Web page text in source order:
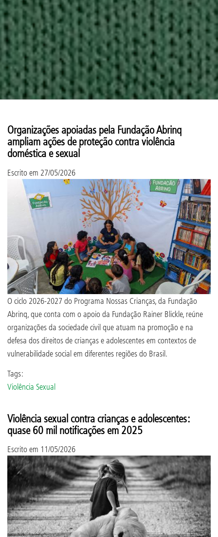
Organizações apoiadas pela Fundação Abrinq
ampliam ações de proteção contra violência
doméstica e sexual
Escrito em 27/05/2026
O ciclo 2026-2027 do Programa Nossas Crianças, da Fundação
Abrinq, que conta com o apoio da Fundação Rainer Blickle, reúne
organizações da sociedade civil que atuam na promoção e na
defesa dos direitos de crianças e adolescentes em contextos de
vulnerabilidade social em diferentes regiões do Brasil.
Tags:
Violência Sexual
Violência sexual contra crianças e adolescentes:
quase 60 mil notificações em 2025
Escrito em 11/05/2026